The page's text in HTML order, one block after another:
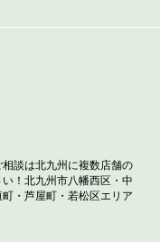
談は北九州に複数店舗の
！北九州市八幡西区・中
・芦屋町・若松区エリア